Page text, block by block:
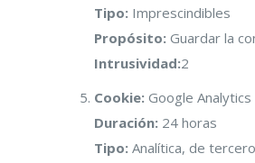
Tipo: Imprescindibles
Propósito: Guardar la
Intrusividad:2
Cookie: Google
Duración: 24 horas
Tipo: Analítica, de